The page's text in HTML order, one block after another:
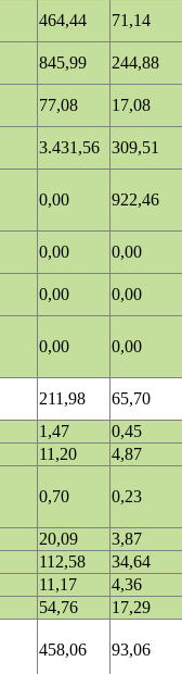
464,44
71,14
845,99
244,88
77,08
17,08
3.431,56
309,51
0,00 922,46
0,00
0,00
0,00
0,00
0,00 0,00
211,98
65,70
1,47
0,45
11,20
4,87
0,70 0,23
20,09
3,87
112,58
34,64
11,17
4,36
54,76
17,29
458,06 93,06